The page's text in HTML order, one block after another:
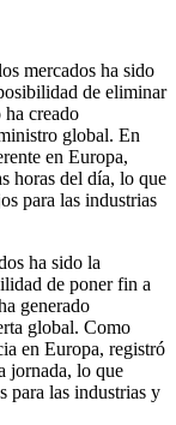
mercados ha sido
de eliminar
creado
global. En
en Europa,
horas del día, lo que
para las industrias
ha sido la
de poner fin a
generado
global. Como
en Europa, registró
jornada, lo que
para las industrias y